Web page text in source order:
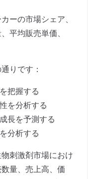
ーの市場シェア、
平均販売単価、
りです：
把握する
を分析する
長を予測する
分析する
刺激剤市場におけ
量、売上高、価